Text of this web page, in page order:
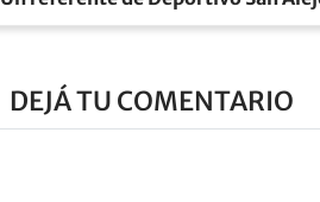
DEJÁ TU COMENTARIO